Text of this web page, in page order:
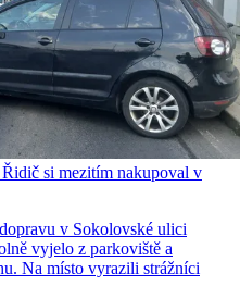
si mezitím nakupoval v
v Sokolovské ulici
vyjelo z parkoviště a
Na místo vyrazili strážníci